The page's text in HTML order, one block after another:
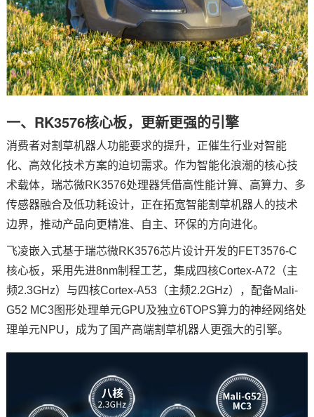
一、RK3576核心板，更新更强的引擎
消费者对割草机器人功能要求的提升，正催生行业对智能
化、高效化技术方案的迫切需求。作为智能化浪潮的核心技
术载体，瑞芯微RK3576处理器凭借高性能计算、高算力、多
传感器融合及低功耗设计，正在拓宽智能割草机器人的技术
边界，推动产品向更精准、自主、环保的方向进化。
飞凌嵌入式基于瑞芯微RK3576芯片设计开发的FET3576-C
核心板，采用先进8nm制程工艺，集成四核Cortex-A72（主
频2.3GHz）与四核Cortex-A53（主频2.2GHz），配备Mali-
G52 MC3图形处理单元GPU及独立6TOPS算力的神经网络处
理单元NPU，成为了国产高端割草机器人更强大的引擎。